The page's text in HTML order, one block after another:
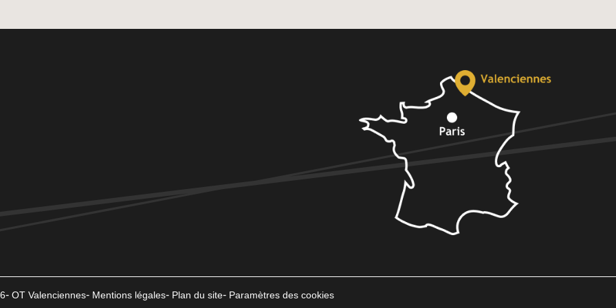
OT Valenciennes Mentions légales Plan du site Paramètres des cookies